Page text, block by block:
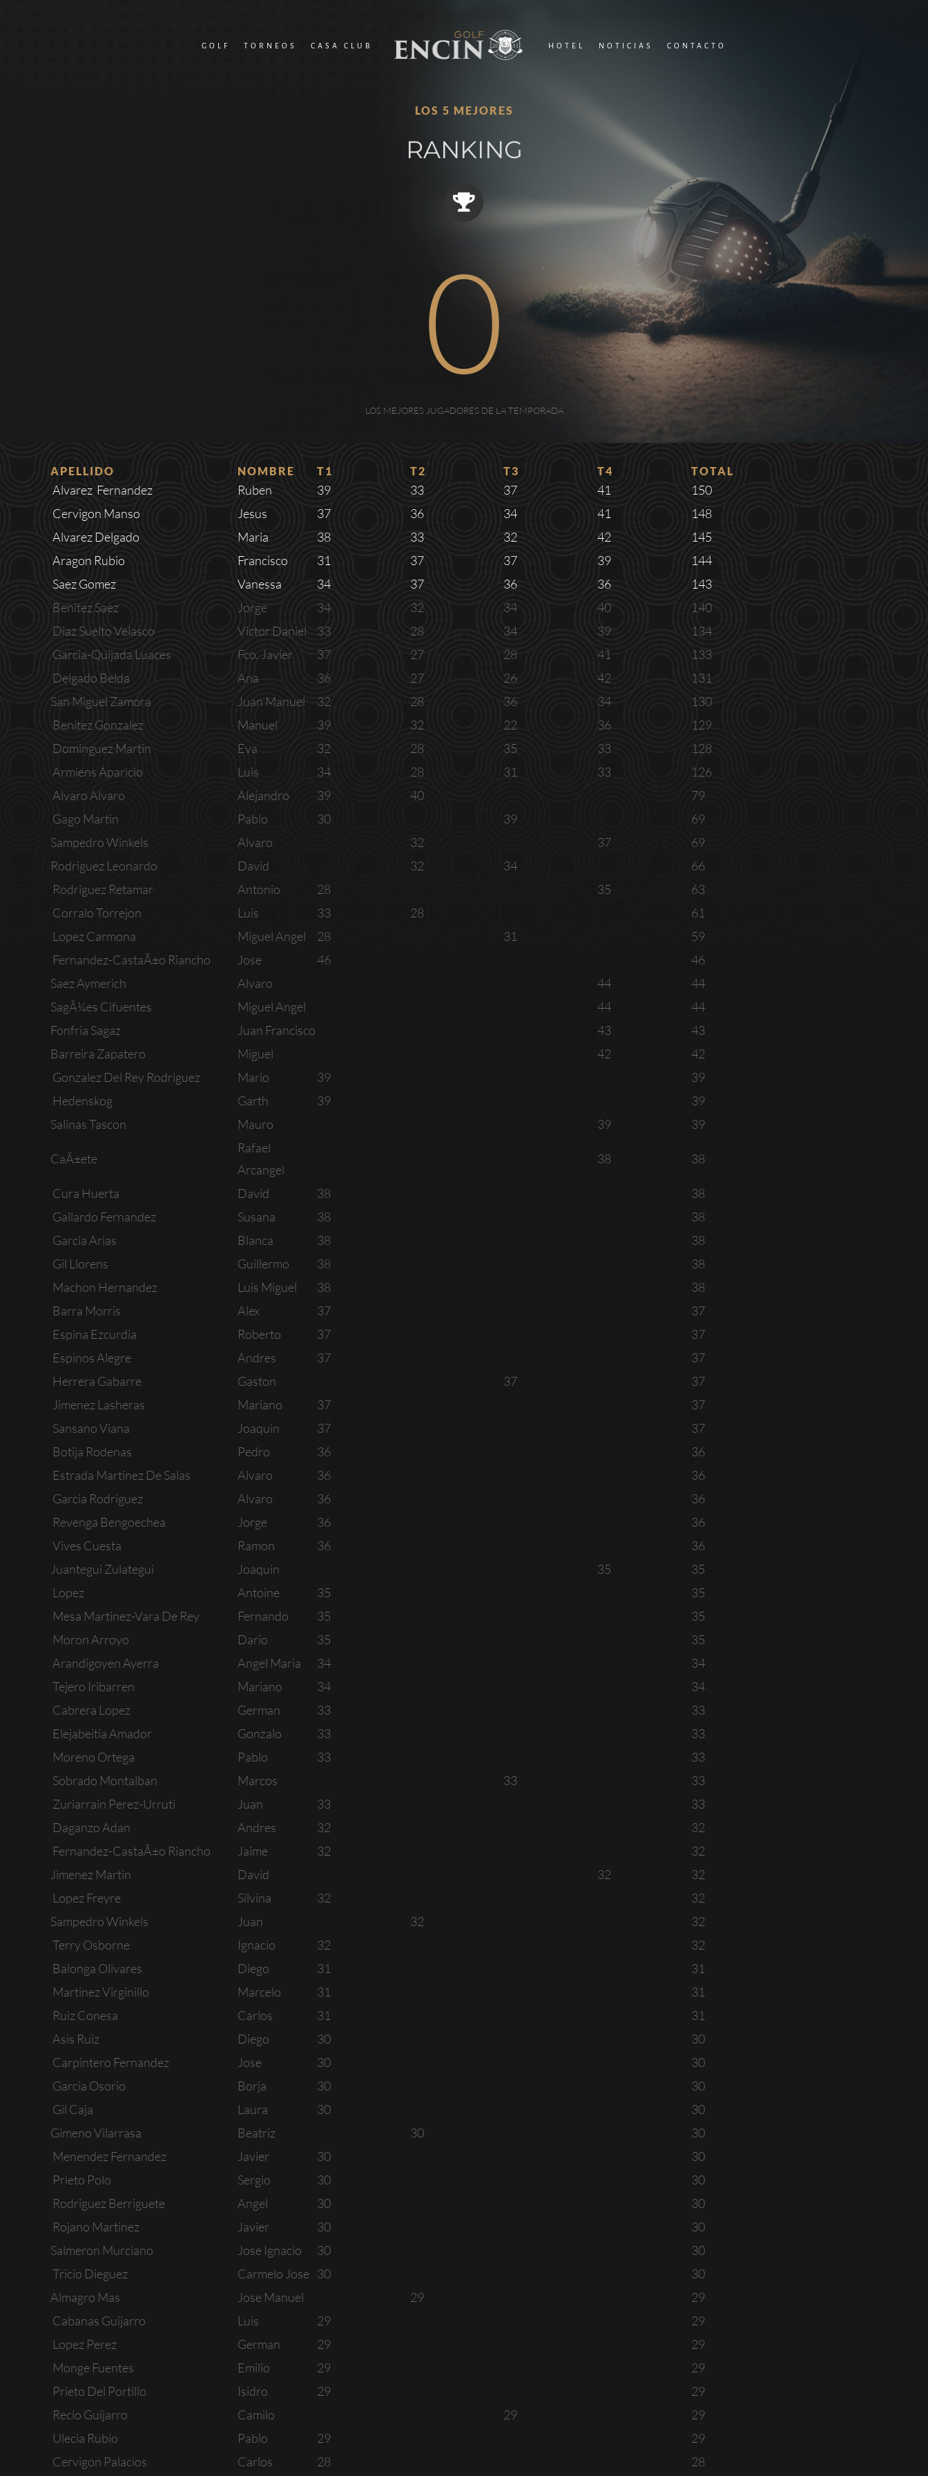
GOLF TORNEOS CASA CLUB HOTEL NOTICIAS CONTACTO
LOS 5 MEJORES
RANKING
0
LOS MEJORES JUGADORES DE LA TEMPORADA
APELLIDO NOMBRE T1 T2 T3 T4 TOTAL
Alvarez Fernandez Ruben 39 33 37 41
150
Cervigon Manso
Jesus 37 36 34 41
148
Alvarez Delgado
Maria 38 33 32 42
145
Aragon Rubio
Francisco 31 37 37 39
144
Saez Gomez
Vanessa 34 37 36 36
143
Benitez Saez
Jorge 34 32 34 40
140
Diaz Suelto Velasco
Victor Daniel 33 28 34 39
134
Garcia-Quijada Luaces
Fco. Javier 37 27 28 41
133
Delgado Belda
Ana 36 27 26 42
131
San Miguel Zamora
Juan Manuel 32 28 36 34
130
Benitez Gonzalez
Manuel 39 32 22 36
129
Dominguez Martin
Eva 32 28 35 33
128
Armiens Aparicio
Luis 34 28 31 33
126
Alvaro Alvaro
Alejandro 39 40
79
Gago Martin
Pablo 30 39
69
Sampedro Winkels
Alvaro 32 37
69
Rodriguez Leonardo
David 32 34
66
Rodriguez Retamar
Antonio 28 35
63
Corralo Torrejon
Luis 33 28
61
Lopez Carmona
Miguel Angel 28 31
59
Fernandez-CastaÃ±o Riancho
Jose 46
46
Saez Aymerich
Alvaro 44
44
SagÃ¼es Cifuentes
Miguel Angel 44
44
Fonfria Sagaz
Juan Francisco 43
43
Barreira Zapatero
Miguel 42
42
Gonzalez Del Rey Rodriguez
Mario 39
39
Hedenskog
Garth 39
39
Salinas Tascon
Mauro 39 39
CaÃ±ete
Rafael
Arcangel
38 38
Cura Huerta David 38
38
Gallardo Fernandez
Susana 38
38
Garcia Arias
Blanca 38
38
Gil Llorens
Guillermo 38
38
Machon Hernandez
Luis Miguel 38
38
Barra Morris
Alex 37
37
Espina Ezcurdia
Roberto 37
37
Espinos Alegre
Andres 37
37
Herrera Gabarre
Gaston 37
37
Jimenez Lasheras
Mariano 37
37
Sansano Viana
Joaquin 37
37
Botija Rodenas
Pedro 36
36
Estrada Martinez De Salas
Alvaro 36
36
Garcia Rodriguez
Alvaro 36
36
Revenga Bengoechea
Jorge 36
36
Vives Cuesta
Ramon 36
36
Juantegui Zulategui
Joaquin 35
35
Lopez
Antoine 35
35
Mesa Martinez-Vara De Rey
Fernando 35
35
Moron Arroyo
Dario 35
35
Arandigoyen Ayerra
Angel Maria 34
34
Tejero Iribarren
Mariano 34
34
Cabrera Lopez
German 33
33
Elejabeitia Amador
Gonzalo 33
33
Moreno Ortega
Pablo 33
33
Sobrado Montalban
Marcos 33
33
Zuriarrain Perez-Urruti
Juan 33
33
Daganzo Adan
Andres 32
32
Fernandez-CastaÃ±o Riancho
Jaime 32
32
Jimenez Martin
David 32
32
Lopez Freyre
Silvina 32
32
Sampedro Winkels
Juan 32
32
Terry Osborne
Ignacio 32
32
Balonga Olivares
Diego 31
31
Martinez Virginillo
Marcelo 31
31
Ruiz Conesa
Carlos 31
31
Asis Ruiz
Diego 30
30
Carpintero Fernandez
Jose 30
30
Garcia Osorio
Borja 30
30
Gil Caja
Laura 30
30
Gimeno Vilarrasa
Beatriz 30
30
Menendez Fernandez
Javier 30
30
Prieto Polo
Sergio 30
30
Rodriguez Berriguete
Angel 30
30
Rojano Martinez
Javier 30
30
Salmeron Murciano
Jose Ignacio 30
30
Tricio Dieguez
Carmelo Jose 30
30
Almagro Mas
Jose Manuel 29
29
Cabanas Guijarro
Luis 29
29
Lopez Perez
German 29
29
Monge Fuentes
Emilio 29
29
Prieto Del Portillo
Isidro 29
29
Recio Guijarro
Camilo 29
29
Ulecia Rubio
Pablo 29
29
Cervigon Palacios
Carlos 28 28